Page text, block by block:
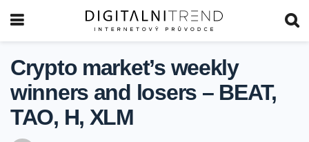
Crypto market’s weekly
winners and losers – BEAT,
TAO, H, XLM